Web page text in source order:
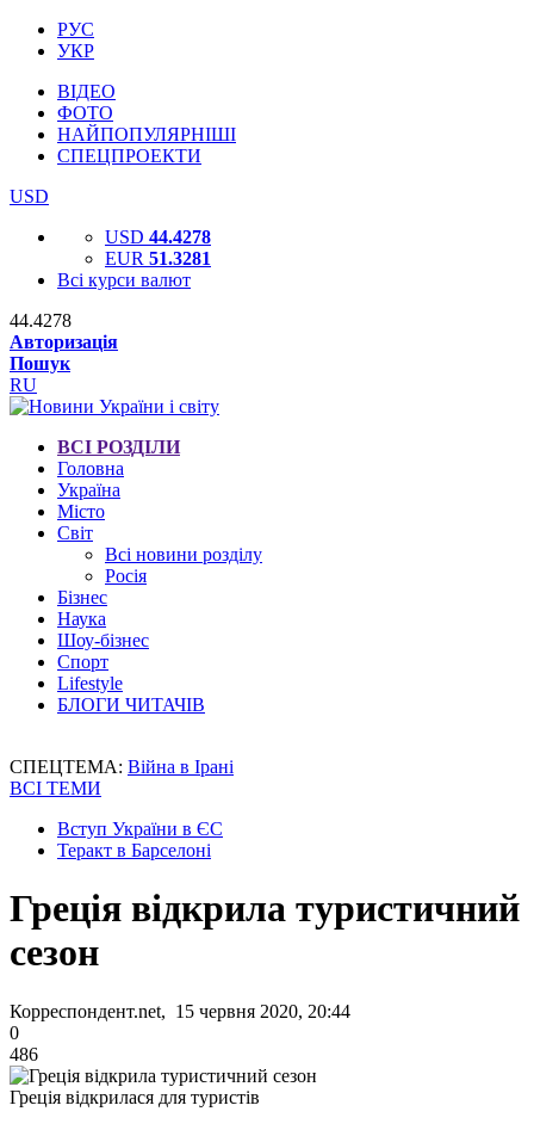
РУС
УКР
ВІДЕО
ФОТО
НАЙПОПУЛЯРНІШІ
СПЕЦПРОЕКТИ
USD
USD 44.4278
EUR 51.3281
Всі курси валют
44.4278
Авторизація
Пошук
RU
ВСІ РОЗДІЛИ
Головна
Україна
Місто
Світ
Всі новини розділу
Росія
Бізнес
Наука
Шоу-бізнес
Спорт
Lifestyle
БЛОГИ ЧИТАЧІВ
СПЕЦТЕМА: Війна в Ірані
ВСІ ТЕМИ
Вступ України в ЄС
Теракт в Барселоні
Греція відкрила туристичний
сезон
Корреспондент.net, 15 червня 2020, 20:44
0
486
Греція відкрилася для туристів